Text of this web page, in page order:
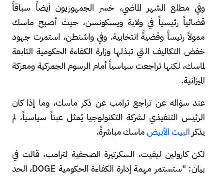
وفي مطلع الشهر الماضي، خسر الجمهوريون أيضاً سباقاً
قضائياً رئيسياً في ولاية ويسكونسن، حيث أصبح ماسك
ممولاً رئيساً وقضيةً انتخابية. وفي واشنطن، استمرت جهود
خفض التكاليف التي تبذلها وزارة الكفاءة الحكومية التابعة
لماسك، لكنها تراجعت سياسياً أمام الرسوم الجمركية ومعركة
الميزانية.
عند سؤاله عن تراجع ترامب عن ذكر ماسك، وما إذا كان
الرئيس التنفيذي لشركة التكنولوجيا يُمثل عبئاً سياسياً، لم
يذكر البيت الأبيضماسك مباشرةً.
لكن كارولين ليفيت، السكرتيرة الصحفية لترامب، قالت في
بيان: "ستستمر مهمة إدارة الكفاءة الحكومية DOGE، الحد